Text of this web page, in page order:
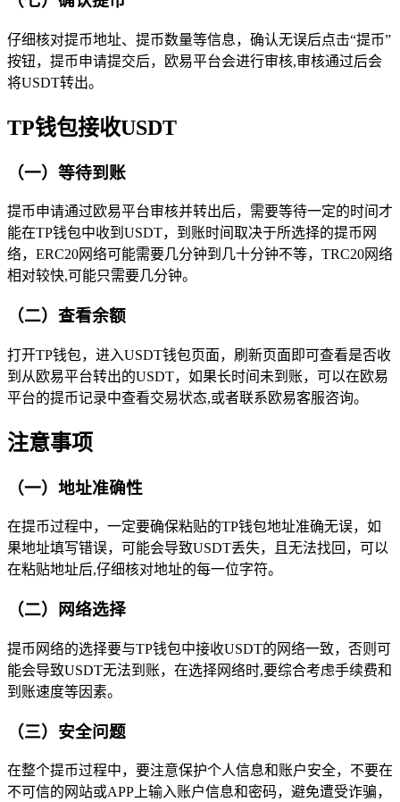
仔细核对提币地址、提币数量等信息，确认无误后点击“提币”
按钮，提币申请提交后，欧易平台会进行审核,审核通过后会
将USDT转出。
TP钱包接收USDT
（一）等待到账
提币申请通过欧易平台审核并转出后，需要等待一定的时间才
能在TP钱包中收到USDT，到账时间取决于所选择的提币网
络，ERC20网络可能需要几分钟到几十分钟不等，TRC20网络
相对较快,可能只需要几分钟。
（二）查看余额
打开TP钱包，进入USDT钱包页面，刷新页面即可查看是否收
到从欧易平台转出的USDT，如果长时间未到账，可以在欧易
平台的提币记录中查看交易状态,或者联系欧易客服咨询。
注意事项
（一）地址准确性
在提币过程中，一定要确保粘贴的TP钱包地址准确无误，如
果地址填写错误，可能会导致USDT丢失，且无法找回，可以
在粘贴地址后,仔细核对地址的每一位字符。
（二）网络选择
提币网络的选择要与TP钱包中接收USDT的网络一致，否则可
能会导致USDT无法到账，在选择网络时,要综合考虑手续费和
到账速度等因素。
（三）安全问题
在整个提币过程中，要注意保护个人信息和账户安全，不要在
不可信的网站或APP上输入账户信息和密码，避免遭受诈骗，